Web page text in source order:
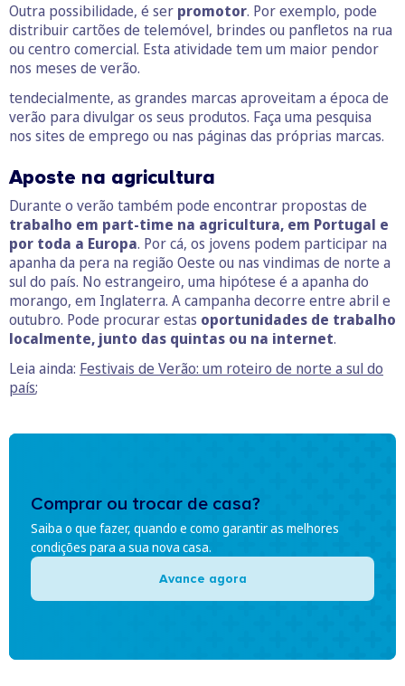
Outra possibilidade, é ser promotor. Por exemplo, pode
distribuir cartões de telemóvel, brindes ou panfletos na rua
ou centro comercial. Esta atividade tem um maior pendor
nos meses de verão.
tendecialmente, as grandes marcas aproveitam a época de
verão para divulgar os seus produtos. Faça uma pesquisa
nos sites de emprego ou nas páginas das próprias marcas.
Aposte na agricultura
Durante o verão também pode encontrar propostas de
trabalho em part-time na agricultura, em Portugal e
por toda a Europa. Por cá, os jovens podem participar na
apanha da pera na região Oeste ou nas vindimas de norte a
sul do país. No estrangeiro, uma hipótese é a apanha do
morango, em Inglaterra. A campanha decorre entre abril e
outubro. Pode procurar estas oportunidades de trabalho
localmente, junto das quintas ou na internet.
Leia ainda: Festivais de Verão: um roteiro de norte a sul do
país;
Comprar ou trocar de casa?
Saiba o que fazer, quando e como garantir as melhores
condições para a sua nova casa.
Avance agora